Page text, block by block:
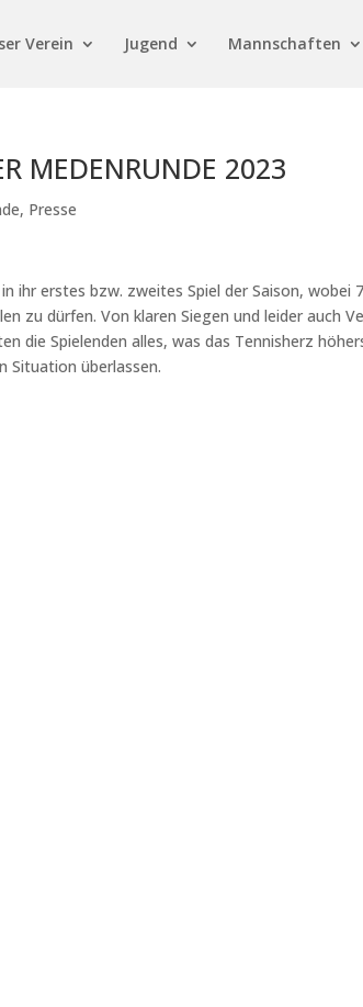
Verein Jugend Mannschaften
MEDENRUNDE 2023
, Presse
ihr erstes bzw. zweites Spiel der Saison, wobei 7
zu dürfen. Von klaren Siegen und leider auch
die Spielenden alles, was das Tennisherz
Situation überlassen.